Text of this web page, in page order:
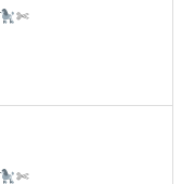
✄
✄